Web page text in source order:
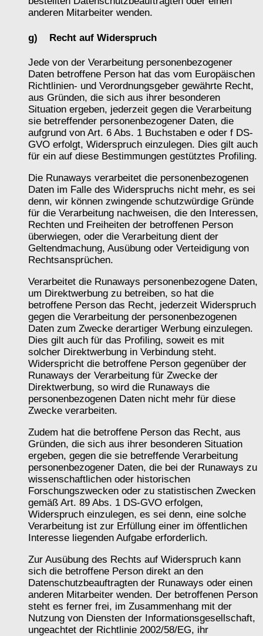
anderen Mitarbeiter wenden.
g) Recht auf Widerspruch
Jede von der Verarbeitung personenbezogener
Daten betroffene Person hat das vom Europäischen
Richtlinien- und Verordnungsgeber gewährte Recht,
aus Gründen, die sich aus ihrer besonderen
Situation ergeben, jederzeit gegen die Verarbeitung
sie betreffender personenbezogener Daten, die
aufgrund von Art. 6 Abs. 1 Buchstaben e oder f DS-
GVO erfolgt, Widerspruch einzulegen. Dies gilt auch
für ein auf diese Bestimmungen gestütztes Profiling.
Die Runaways verarbeitet die personenbezogenen
Daten im Falle des Widerspruchs nicht mehr, es sei
denn, wir können zwingende schutzwürdige Gründe
für die Verarbeitung nachweisen, die den Interessen,
Rechten und Freiheiten der betroffenen Person
überwiegen, oder die Verarbeitung dient der
Geltendmachung, Ausübung oder Verteidigung von
Rechtsansprüchen.
Verarbeitet die Runaways personenbezogene Daten,
um Direktwerbung zu betreiben, so hat die
betroffene Person das Recht, jederzeit Widerspruch
gegen die Verarbeitung der personenbezogenen
Daten zum Zwecke derartiger Werbung einzulegen.
Dies gilt auch für das Profiling, soweit es mit
solcher Direktwerbung in Verbindung steht.
Widerspricht die betroffene Person gegenüber der
Runaways der Verarbeitung für Zwecke der
Direktwerbung, so wird die Runaways die
personenbezogenen Daten nicht mehr für diese
Zwecke verarbeiten.
Zudem hat die betroffene Person das Recht, aus
Gründen, die sich aus ihrer besonderen Situation
ergeben, gegen die sie betreffende Verarbeitung
personenbezogener Daten, die bei der Runaways zu
wissenschaftlichen oder historischen
Forschungszwecken oder zu statistischen Zwecken
gemäß Art. 89 Abs. 1 DS-GVO erfolgen,
Widerspruch einzulegen, es sei denn, eine solche
Verarbeitung ist zur Erfüllung einer im öffentlichen
Interesse liegenden Aufgabe erforderlich.
Zur Ausübung des Rechts auf Widerspruch kann
sich die betroffene Person direkt an den
Datenschutzbeauftragten der Runaways oder einen
anderen Mitarbeiter wenden. Der betroffenen Person
steht es ferner frei, im Zusammenhang mit der
Nutzung von Diensten der Informationsgesellschaft,
ungeachtet der Richtlinie 2002/58/EG, ihr